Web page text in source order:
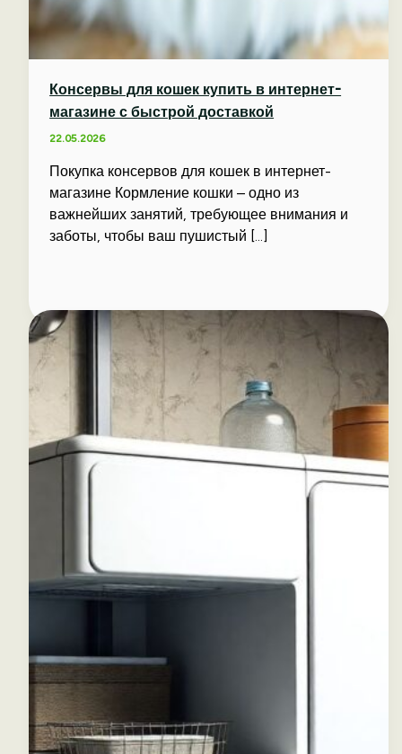
Консервы для кошек купить в интернет-
магазине с быстрой доставкой
22.05.2026
Покупка консервов для кошек в интернет-
магазине Кормление кошки – одно из
важнейших занятий, требующее внимания и
заботы, чтобы ваш пушистый […]